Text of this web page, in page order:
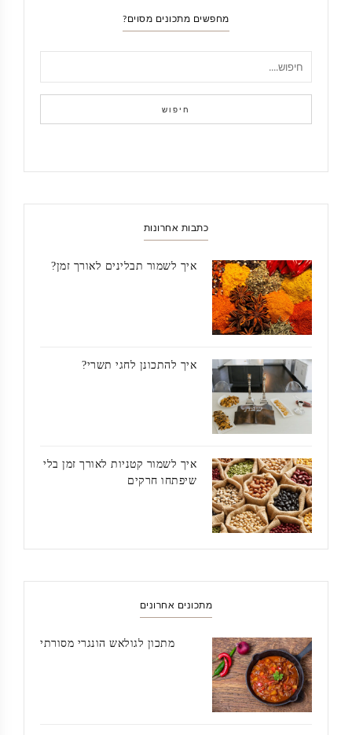
מחפשים מתכונים מסוים?
חיפוש
כתבות אחרונות
איך לשמור תבלינים לאורך זמן?
איך להתכונן לחגי תשרי?
איך לשמור קטניות לאורך זמן בלי
שיפתחו חרקים
מתכונים אחרונים
מתכון לגולאש הונגרי מסורתי